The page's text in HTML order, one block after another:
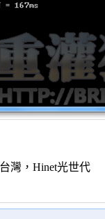
灣，Hinet光世代